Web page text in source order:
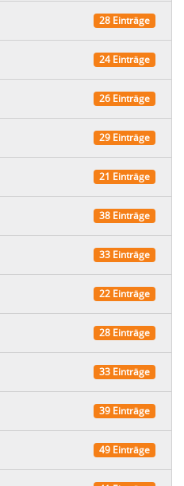
28 Einträge
24 Einträge
26 Einträge
29 Einträge
21 Einträge
38 Einträge
33 Einträge
22 Einträge
28 Einträge
33 Einträge
39 Einträge
49 Einträge